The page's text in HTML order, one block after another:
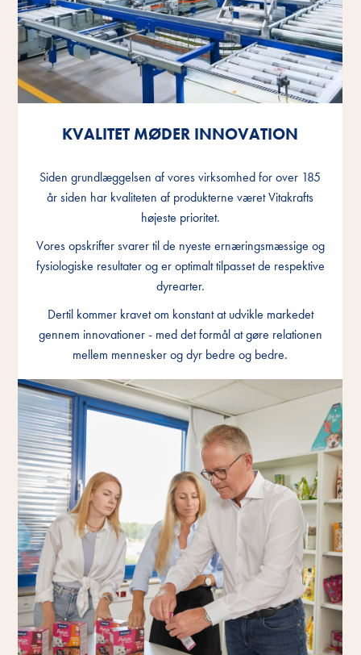
KVALITET MØDER INNOVATION
Siden grundlæggelsen af vores virksomhed for over 185
år siden har kvaliteten af produkterne været Vitakrafts
højeste prioritet.
Vores opskrifter svarer til de nyeste ernæringsmæssige og
fysiologiske resultater og er optimalt tilpasset de respektive
dyrearter.
Dertil kommer kravet om konstant at udvikle markedet
gennem innovationer - med det formål at gøre relationen
mellem mennesker og dyr bedre og bedre.
KVALITET MØDER INNOVATION
Siden grundlæggelsen af vores virksomhed for over 185
år siden har kvaliteten af produkterne været Vitakrafts
højeste prioritet.
Vores opskrifter svarer til de nyeste ernæringsmæssige og
fysiologiske resultater og er optimalt tilpasset de respektive
dyrearter.
Dertil kommer kravet om konstant at udvikle markedet
gennem innovationer - med det formål at gøre relationen
mellem mennesker og dyr bedre og bedre.
KVALITET MØDER INNOVATION
Siden grundlæggelsen af vores virksomhed for over 185
år siden har kvaliteten af produkterne været Vitakrafts
højeste prioritet.
Vores opskrifter svarer til de nyeste ernæringsmæssige og
fysiologiske resultater og er optimalt tilpasset de respektive
dyrearter.
Dertil kommer kravet om konstant at udvikle markedet
gennem innovationer - med det formål at gøre relationen
mellem mennesker og dyr bedre og bedre.